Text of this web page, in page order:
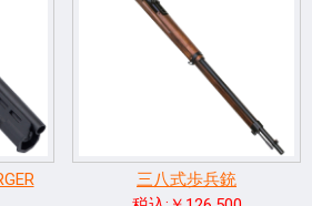
三八式歩兵銃